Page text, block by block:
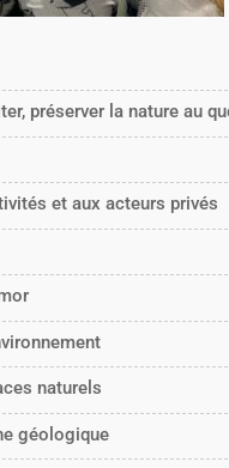
préserver la nature au
et aux acteurs privés
naturels
géologique